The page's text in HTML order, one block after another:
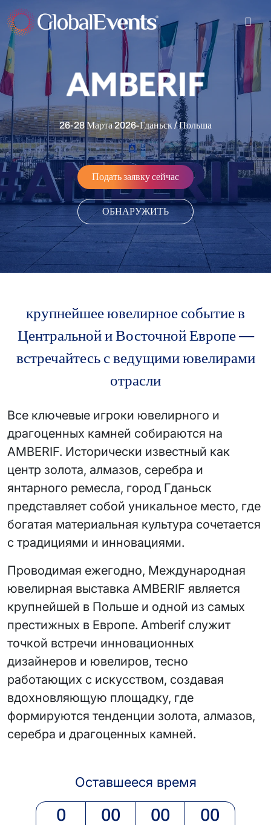
26-28 Марта 2026-Гданьск / Польша
Подать заявку сейчас
ОБНАРУЖИТЬ
крупнейшее ювелирное событие в
Центральной и Восточной Европе —
встречайтесь с ведущими ювелирами
отрасли
Все ключевые игроки ювелирного и
драгоценных камней собираются на
AMBERIF. Исторически известный как
центр золота, алмазов, серебра и
янтарного ремесла, город Гданьск
представляет собой уникальное место, где
богатая материальная культура сочетается
с традициями и инновациями.
Проводимая ежегодно, Международная
ювелирная выставка AMBERIF является
крупнейшей в Польше и одной из самых
престижных в Европе. Amberif служит
точкой встречи инновационных
дизайнеров и ювелиров, тесно
работающих с искусством, создавая
вдохновляющую площадку, где
формируются тенденции золота, алмазов,
серебра и драгоценных камней.
Оставшееся время
0 00 00 00